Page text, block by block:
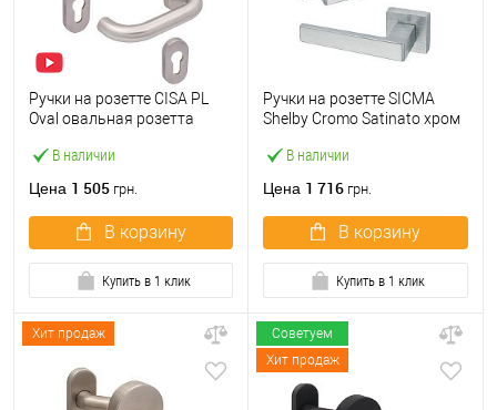
В наличии
Ручки на розетте CISA PL
Oval овальная розетта
сталь
Цена 1 505 грн.
В корзину
Купить в 1 клик
В наличии
Ручки на розетте SICMA
Shelby Cromo Satinato хром
Цена 1 716 грн.
В корзину
Купить в 1 клик
Хит продаж
Советуем
Хит продаж